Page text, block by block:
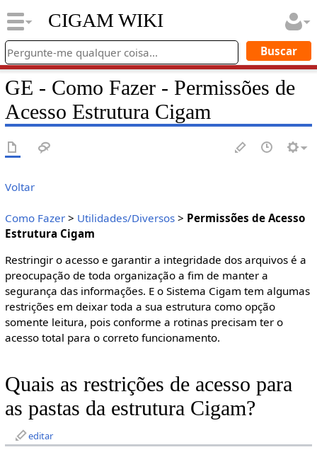
CIGAM WIKI
GE - Como Fazer - Permissões de
Acesso Estrutura Cigam
Voltar
Como Fazer> Utilidades/Diversos> Permissões de Acesso
Estrutura Cigam
Restringir o acesso e garantir a integridade dos arquivos é a
preocupação de toda organização a fim de manter a
segurança das informações. E o Sistema Cigam tem algumas
restrições em deixar toda a sua estrutura como opção
somente leitura, pois conforme a rotinas precisam ter o
acesso total para o correto funcionamento.
Quais as restrições de acesso para
as pastas da estrutura Cigam?
editar